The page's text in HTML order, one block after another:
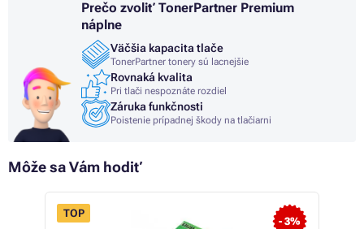
Prečo zvoliť TonerPartner Premium
náplne
Väčšia kapacita tlače
TonerPartner tonery sú lacnejšie
Rovnaká kvalita
Pri tlači nespoznáte rozdiel
Záruka funkčnosti
Poistenie prípadnej škody na tlačiarni
Môže sa Vám hodiť
- 3%
TOP